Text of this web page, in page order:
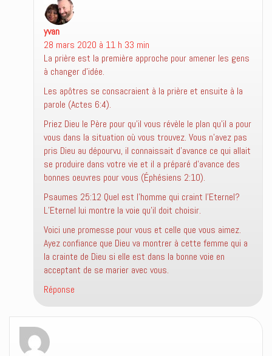
yvan
28 mars 2020 à 11 h 33 min
La prière est la première approche pour amener les gens
à changer d’idée.
Les apôtres se consacraient à la prière et ensuite à la
parole (Actes 6:4).
Priez Dieu le Père pour qu’il vous révèle le plan qu’il a pour
vous dans la situation où vous trouvez. Vous n’avez pas
pris Dieu au dépourvu, il connaissait d’avance ce qui allait
se produire dans votre vie et il a préparé d’avance des
bonnes oeuvres pour vous (Éphésiens 2:10).
Psaumes 25:12 Quel est l’homme qui craint l’Eternel?
L’Eternel lui montre la voie qu’il doit choisir.
Voici une promesse pour vous et celle que vous aimez.
Ayez confiance que Dieu va montrer à cette femme qui a
la crainte de Dieu si elle est dans la bonne voie en
acceptant de se marier avec vous.
Réponse